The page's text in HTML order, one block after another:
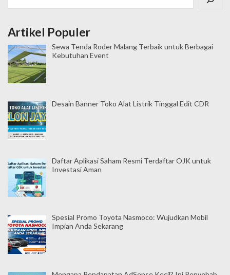
Artikel Populer
Sewa Tenda Roder Malang Terbaik untuk Berbagai
Kebutuhan Event
Desain Banner Toko Alat Listrik Tinggal Edit CDR
Daftar Aplikasi Saham Resmi Terdaftar OJK untuk
Investasi Aman
Spesial Promo Toyota Nasmoco: Wujudkan Mobil
Impian Anda Sekarang